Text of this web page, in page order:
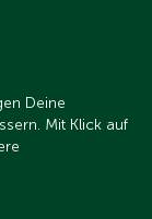
Deine
Mit Klick auf